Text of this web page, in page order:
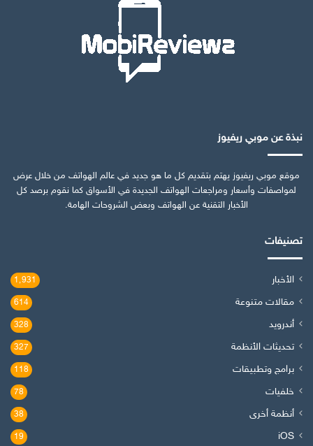
نبذة عن موبي ريفيوز
موقع موبي ريفيوز يهتم بتقديم كل ما هو جديد في عالم الهواتف من خلال عرض
لمواصفات وأسعار ومراجعات الهواتف الجديدة في الأسواق كما نقوم برصد كل
الأخبار التقنية عن الهواتف وبعض الشروحات الهامة.
تصنيفات
الأخبار 1٬931
مقالات متنوعة 614
أندرويد 328
تحديثات الأنظمة 327
برامج وتطبيقات 118
خلفيات 78
أنظمة أخرى 38
iOS
19